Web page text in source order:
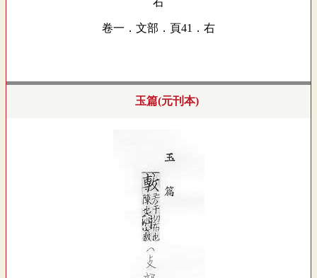
卷一．文部．頁41．右
玉篇(元刊本)